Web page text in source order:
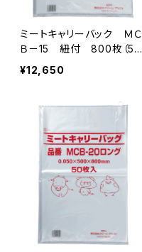
ミートキャリーバック ＭＣ
Ｂ－15 紐付 800枚（50
枚×16冊）
¥12,650